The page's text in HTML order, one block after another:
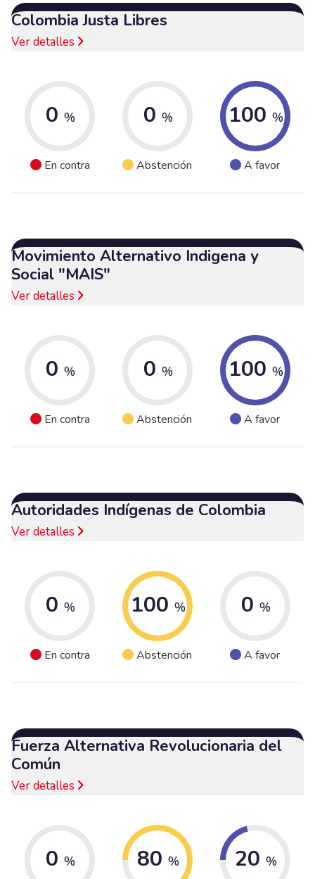
Colombia Justa Libres
Ver detalles
0 %
En contra
0 %
Abstención
100 %
A favor
Movimiento Alternativo Indigena y
Social "MAIS"
Ver detalles
0 %
En contra
0 %
Abstención
100 %
A favor
Autoridades Indígenas de Colombia
Ver detalles
0 %
En contra
100 %
Abstención
0 %
A favor
Fuerza Alternativa Revolucionaria del
Común
Ver detalles
0 % 80 % 20 %